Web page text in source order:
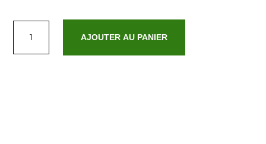
Housse
AJOUTER AU PANIER